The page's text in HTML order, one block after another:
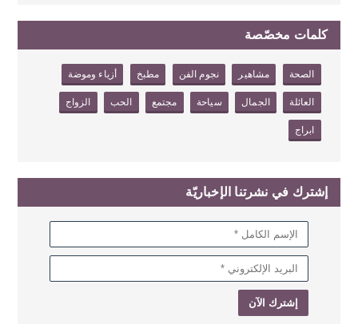
كلمات مخصّصة
الصحة مشاهير نجوم الفن مطبخ أزياء وموضة
العائلة الجمال سياحة مجتمع الحب الزواج
ابراج
إشترك في نشرتنا الإخباريّة